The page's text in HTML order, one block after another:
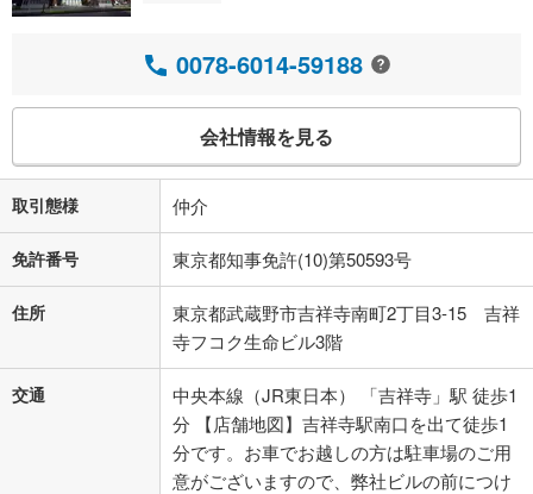
0078-6014-59188
会社情報を見る
取引態様 仲介
免許番号 東京都知事免許(10)第50593号
住所
東京都武蔵野市吉祥寺南町2丁目3-15 吉祥
寺フコク生命ビル3階
交通
中央本線（JR東日本） 「吉祥寺」駅 徒歩1
分 【店舗地図】吉祥寺駅南口を出て徒歩1
分です。お車でお越しの方は駐車場のご用
意がございますので、弊社ビルの前につけ